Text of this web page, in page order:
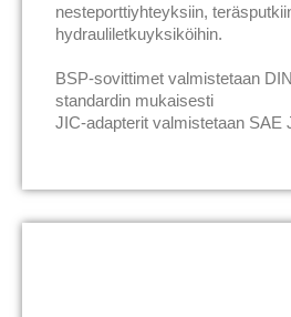
nesteporttiyhteyksiin,
hydrauliletkuyksiköihin.
BSP-sovittimet valmistetaan
standardin mukaisesti
JIC-adapterit valmistetaan SAE